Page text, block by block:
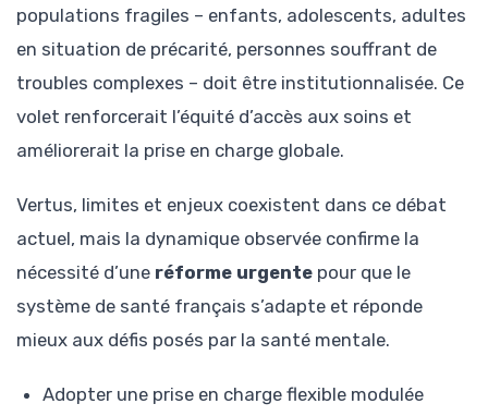
populations fragiles – enfants, adolescents, adultes
en situation de précarité, personnes souffrant de
troubles complexes – doit être institutionnalisée. Ce
volet renforcerait l’équité d’accès aux soins et
améliorerait la prise en charge globale.
Vertus, limites et enjeux coexistent dans ce débat
actuel, mais la dynamique observée confirme la
nécessité d’une réforme urgente pour que le
système de santé français s’adapte et réponde
mieux aux défis posés par la santé mentale.
Adopter une prise en charge flexible modulée